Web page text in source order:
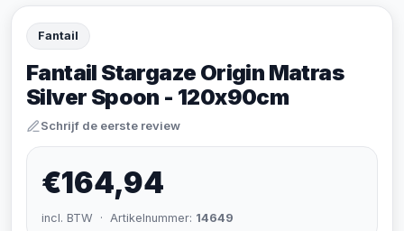
Fantail
Fantail Stargaze Origin Matras
Silver Spoon - 120x90cm
Schrijf de eerste review
€164,94
incl. BTW · Artikelnummer: 14649